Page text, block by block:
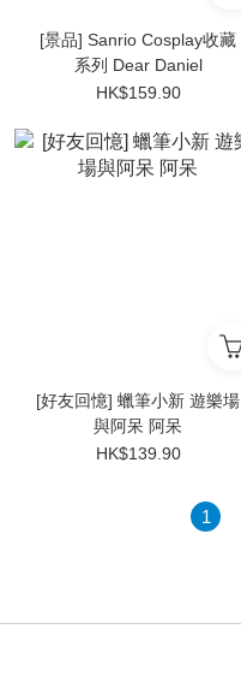
[景品] Sanrio Cosplay收藏
系列 Dear Daniel
HK$159.90
[好友回憶] 蠟筆小新 遊樂場
與阿呆 阿呆
HK$139.90
1